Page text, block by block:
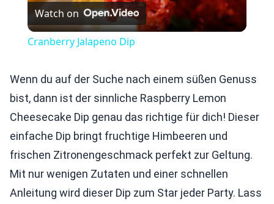
Video
Watch on
Cranberry Jalapeno Dip
Wenn du auf der Suche nach einem süßen Genuss
bist, dann ist der sinnliche Raspberry Lemon
Cheesecake Dip genau das richtige für dich! Dieser
einfache Dip bringt fruchtige Himbeeren und
frischen Zitronengeschmack perfekt zur Geltung.
Mit nur wenigen Zutaten und einer schnellen
Anleitung wird dieser Dip zum Star jeder Party. Lass